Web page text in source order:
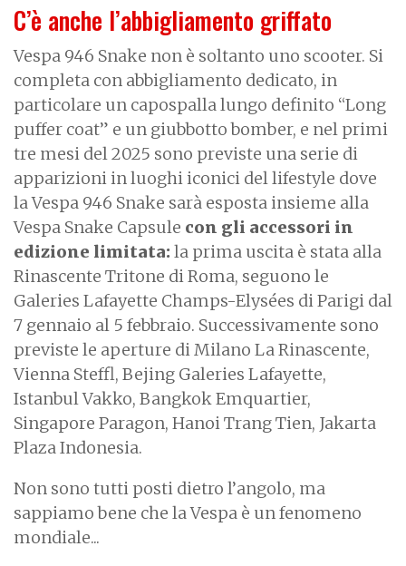
C’è anche l’abbigliamento griffato
Vespa 946 Snake non è soltanto uno scooter. Si
completa con abbigliamento dedicato, in
particolare un capospalla lungo definito “Long
puffer coat” e un giubbotto bomber, e nel primi
tre mesi del 2025 sono previste una serie di
apparizioni in luoghi iconici del lifestyle dove
la Vespa 946 Snake sarà esposta insieme alla
Vespa Snake Capsule con gli accessori in
edizione limitata: la prima uscita è stata alla
Rinascente Tritone di Roma, seguono le
Galeries Lafayette Champs-Elysées di Parigi dal
7 gennaio al 5 febbraio. Successivamente sono
previste le aperture di Milano La Rinascente,
Vienna Steffl, Bejing Galeries Lafayette,
Istanbul Vakko, Bangkok Emquartier,
Singapore Paragon, Hanoi Trang Tien, Jakarta
Plaza Indonesia.
Non sono tutti posti dietro l’angolo, ma
sappiamo bene che la Vespa è un fenomeno
mondiale...